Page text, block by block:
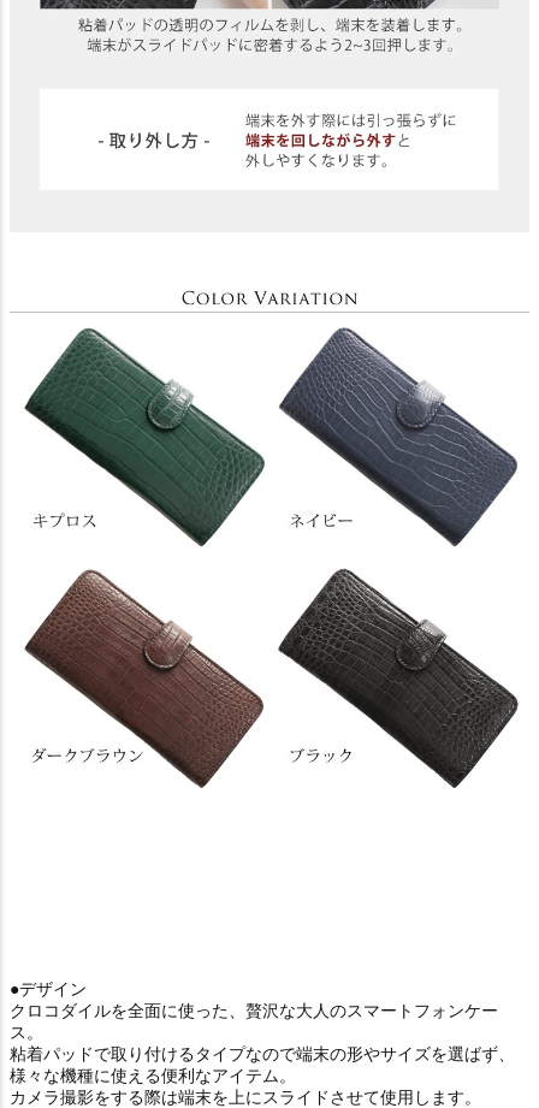
●デザイン
クロコダイルを全面に使った、贅沢な大人のスマートフォンケー
ス。
粘着パッドで取り付けるタイプなので端末の形やサイズを選ばず、
様々な機種に使える便利なアイテム。
カメラ撮影をする際は端末を上にスライドさせて使用します。